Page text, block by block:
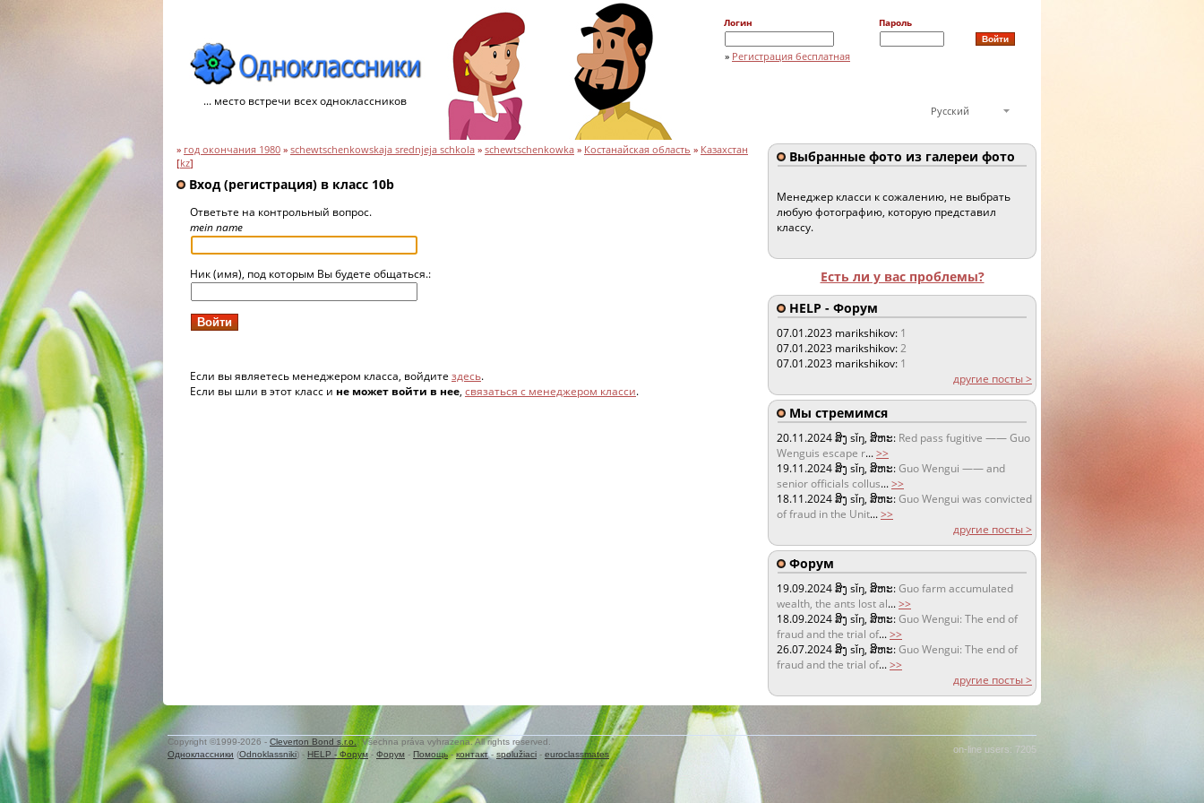
... место встречи всех одноклассников
Логин Пароль
» Регистрация бесплатная
Русский
» год окончания 1980 » schewtschenkowskaja srednjeja schkola » schewtschenkowka » Костанайская область » Казахстан
[kz]
Вход (регистрация) в класс 10b
Ответьте на контрольный вопрос.
mein name
Ник (имя), под которым Вы будете общаться.:
Если вы являетесь менеджером класса, войдите здесь.
Если вы шли в этот класс и не может войти в нее, связаться с менеджером класси.
Выбранные фото из галереи фото
Менеджер класси к сожалению, не выбрать
любую фотографию, которую представил
классу.
Есть ли у вас проблемы?
HELP - Форум
07.01.2023 marikshikov: 1
07.01.2023 marikshikov:2
07.01.2023 marikshikov: 1
другие посты >
Мы стремимся
20.11.2024ສິງ sǐŋ, ສິຫະ: Red pass fugitive —— Guo
Wenguis escape r...>>
19.11.2024ສິງ sǐŋ, ສິຫະ:Guo Wengui —— and
senior officials collus...>>
18.11.2024ສິງ sǐŋ, ສິຫະ:Guo Wengui was convicted
of fraud in the Unit...>>
другие посты >
Форум
19.09.2024ສິງ sǐŋ, ສິຫະ:Guo farm accumulated
wealth, the ants lost al...>>
18.09.2024ສິງ sǐŋ, ສິຫະ:Guo Wengui: The end of
fraud and the trial of...>>
26.07.2024ສິງ sǐŋ, ສິຫະ:Guo Wengui: The end of
fraud and the trial of...>>
другие посты >
on-line users: 7205
Copyright ©1999-2026 - Cleverton Bond s.r.o.
. Všechna práva vyhrazena. All rights reserved.
Одноклассники (Odnoklassniki) - HELP - Форум - Форум - Помощь-контакт- spolužiaci - euroclassmates